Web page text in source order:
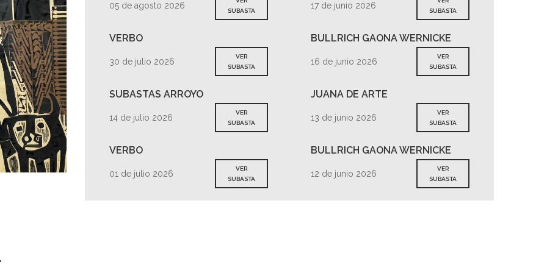
05 de agosto 2026
SUBASTA
VERBO
30 de julio 2026
VER
SUBASTA
SUBASTAS ARROYO
14 de julio 2026
VER
SUBASTA
VERBO
01 de julio 2026
VER
SUBASTA
17 de junio 2026
SUBASTA
BULLRICH GAONA WERNICKE
16 de junio 2026
VER
SUBASTA
JUANA DE ARTE
13 de junio 2026
VER
SUBASTA
BULLRICH GAONA WERNICKE
12 de junio 2026
VER
SUBASTA